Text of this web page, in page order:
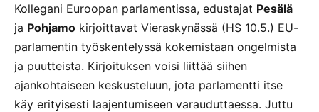
Kollegani Euroopan parlamentissa, edustajat Pesälä
ja Pohjamo kirjoittavat Vieraskynässä (HS 10.5.) EU-
parlamentin työskentelyssä kokemistaan ongelmista
ja puutteista. Kirjoituksen voisi liittää siihen
ajankohtaiseen keskusteluun, jota parlamentti itse
käy erityisesti laajentumiseen varauduttaessa. Juttu